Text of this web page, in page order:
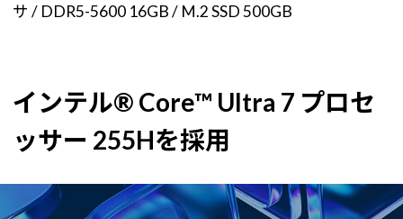
サ / DDR5-5600 16GB / M.2 SSD 500GB
インテル® Core™ Ultra 7 プロセ
ッサー 255Hを採用